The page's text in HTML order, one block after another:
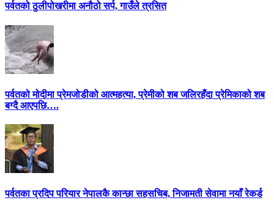
पर्वतको ठुलीपोखरीमा अनौठो सर्प, गाउँले त्रसित
पर्वतको मोदीमा प्रेमजोडीको आत्महत्या, प्रेमीको शब जलिरहँदा प्रेमिकाको शब
बग्दै आएपछि….
पर्वतका प्रदिप परियार नेपालकै कान्छा सहसचिब, निजामती सेवामा नयाँ रेकर्ड